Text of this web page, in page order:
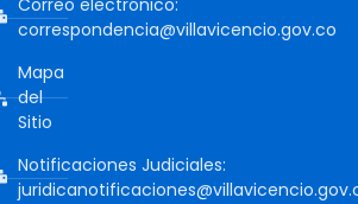
Correo electrónico:
correspondencia@villavicencio.gov.co
Mapa
del
Sitio
Notificaciones Judiciales: